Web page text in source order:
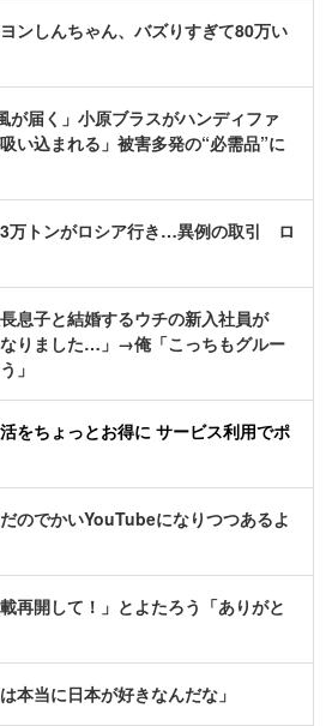
ンしんちゃん、バズりすぎて80万い
が届く」小原ブラスがハンディファ
い込まれる」被害多発の“必需品”に
万トンがロシア行き…異例の取引 ロ
息子と結婚するウチの新入社員が
なりました…」→俺「こっちもグルー
」
をちょっとお得に サービス利用でポ
のでかいYouTubeになりつつあるよ
再開して！」とよたろう「ありがと
本当に日本が好きなんだな」